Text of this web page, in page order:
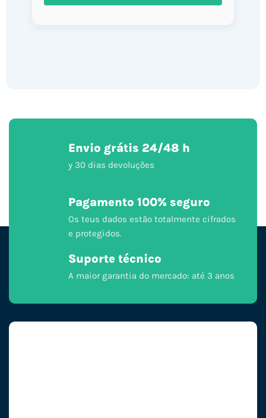
Envio grátis 24/48 h
y 30 dias devoluções
Pagamento 100% seguro
Os teus dados estão totalmente cifrados
e protegidos.
Suporte técnico
A maior garantia do mercado: até 3 anos